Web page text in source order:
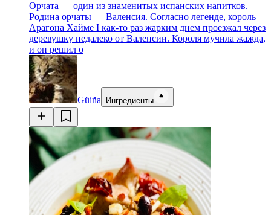
Орчата — один из знаменитых испанских напитков.
Родина орчаты — Валенсия. Согласно легенде, король
Арагона Хайме I как-то раз жарким днем проезжал через
деревушку недалеко от Валенсии. Короля мучила жажда,
и он решил о
Güiña Ингредиенты